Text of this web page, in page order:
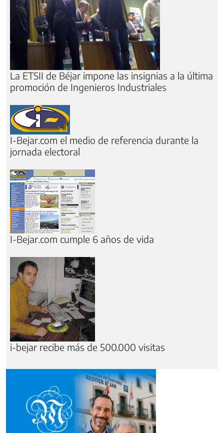
La ETSII de Béjar impone las insignias a la última
promoción de Ingenieros Industriales
I-Bejar.com el medio de referencia durante la
jornada electoral
I-Bejar.com cumple 6 años de vida
i-bejar recibe más de 500.000 visitas